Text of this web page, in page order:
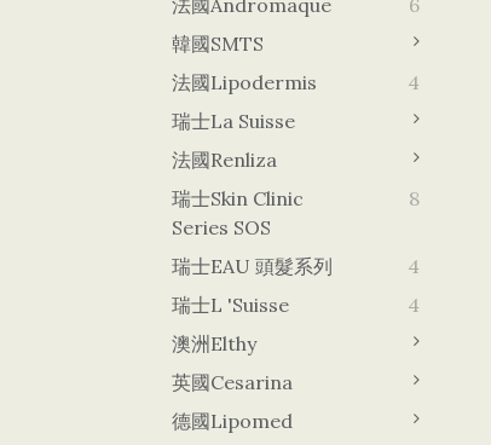
韓國sMTS
法國Lipodermis
4
瑞士La Suisse
法國Renliza
瑞士Skin Clinic
Series SOS
8
瑞士EAU 頭髮系列
4
瑞士L 'Suisse
4
澳洲Elthy
英國Cesarina
德國lipomed